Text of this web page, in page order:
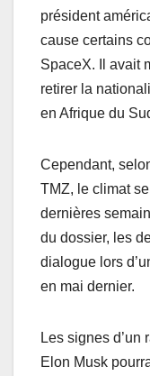
président
cause certains
SpaceX. Il avait
retirer la
en Afrique du
Cependant,
TMZ, le climat
dernières
du dossier, les
dialogue lors
en mai dernier.
Les signes d’un
Elon Musk